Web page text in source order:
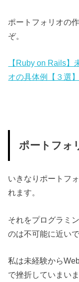
ポートフォリオの
ぞ。
【Ruby on Rails】
オの具体例【３選】
ポートフォ
いきなりポートフ
れます。
それをプログラミ
のは不可能に近いで
私は未経験から
で挫折していまいま